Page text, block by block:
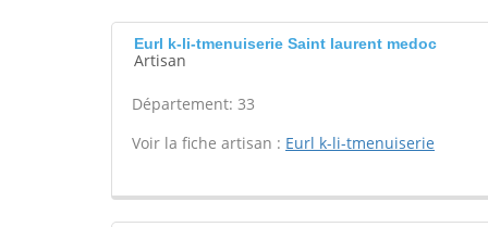
Eurl k-li-tmenuiserie Saint laurent medoc
Artisan
Département: 33
Voir la fiche artisan : Eurl k-li-tmenuiserie